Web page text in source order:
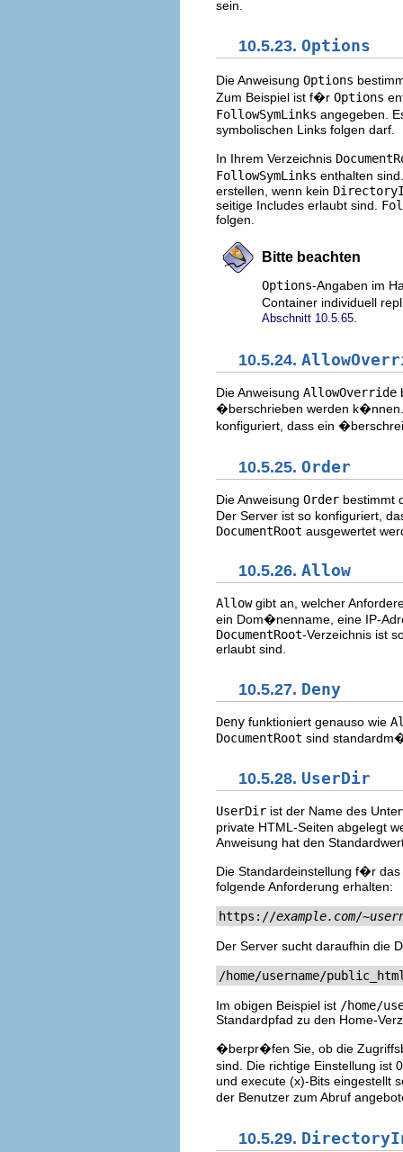
sein.
10.5.23. Options
Die Anweisung Options
Zum Beispiel ist f�r Options
FollowSymLinks angegeben.
symbolischen Links folgen darf.
In Ihrem Verzeichnis
FollowSymLinks enthalten
erstellen, wenn kein
seitige Includes erlaubt sind.
folgen.
Bitte beachten
Options-Angaben im
Container individuell
Abschnitt 10.5.65
10.5.24.
Die Anweisung AllowOverride
�berschrieben werden
konfiguriert, dass ein
10.5.25. Order
Die Anweisung Order bestimmt
Der Server ist so konfiguriert,
DocumentRoot ausgewertet
10.5.26. Allow
Allowgibt an, welcher
ein Dom�nenname, eine IP-
DocumentRoot-Verzeichnis ist
erlaubt sind.
10.5.27. Deny
Deny funktioniert genauso wie
DocumentRoot sind
10.5.28. UserDir
UserDir ist der Name des
private HTML-Seiten abgelegt
Anweisung hat den
Die Standardeinstellung f�r
folgende Anforderung erhalten:
https://example.com/~
Der Server sucht daraufhin die
/home/username/
Im obigen Beispiel ist /home/
Standardpfad zu den Home-
�berpr�fen Sie, ob die
sind. Die richtige Einstellung ist
und execute (x)-Bits eingestellt
der Benutzer zum Abruf
10.5.29.